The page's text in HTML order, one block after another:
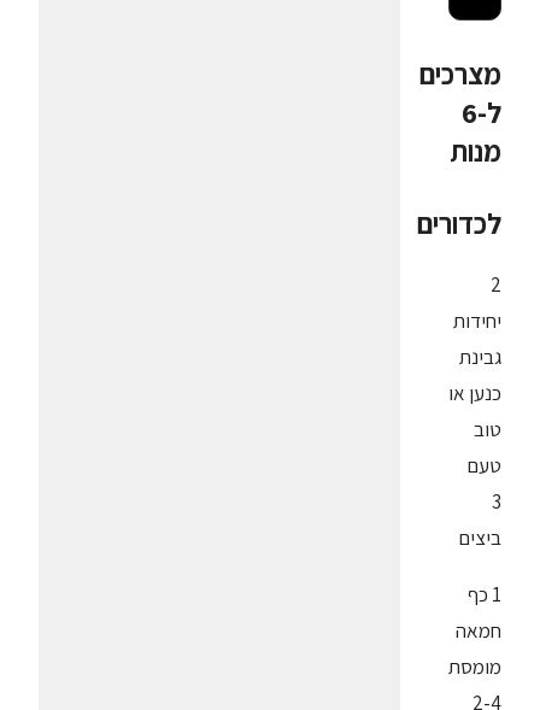
מצרכים
ל-6
מנות
לכדורים
2
יחידות
גבינת
כנען או
טוב
טעם
3
ביצים
1 כף
חמאה
מומסת
2-4